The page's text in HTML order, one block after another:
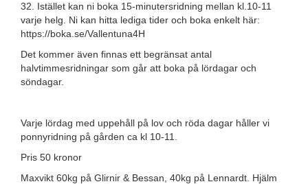
32. Istället kan ni boka 15-minutersridning mellan kl.10-11
varje helg. Ni kan hitta lediga tider och boka enkelt här:
https://boka.se/Vallentuna4H
Det kommer även finnas ett begränsat antal
halvtimmesridningar som går att boka på lördagar och
söndagar.
Varje lördag med uppehåll på lov och röda dagar håller vi
ponnyridning på gården ca kl 10-11.
Pris 50 kronor
Maxvikt 60kg på Glirnir & Bessan, 40kg på Lennardt. Hjälm